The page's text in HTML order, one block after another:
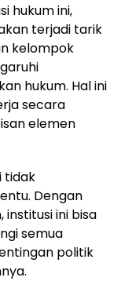
hukum ini,
terjadi tarik
kelompok
hukum. Hal ini
secara
elemen
tidak
Dengan
institusi ini bisa
semua
politik